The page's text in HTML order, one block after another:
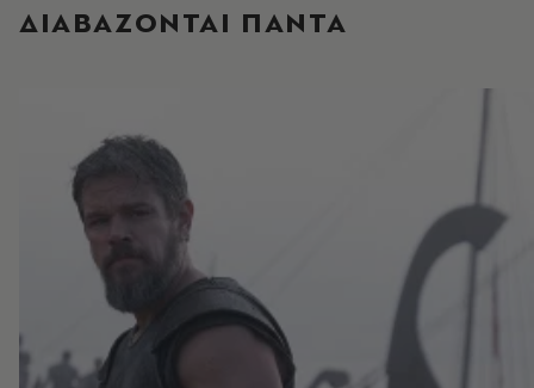
ΔΙΑΒΑΖΟΝΤΑΙ ΠΑΝΤΑ